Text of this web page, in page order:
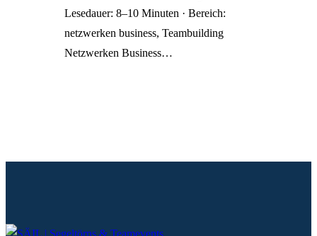
Lesedauer: 8–10 Minuten · Bereich:
netzwerken business, Teambuilding
Netzwerken Business…